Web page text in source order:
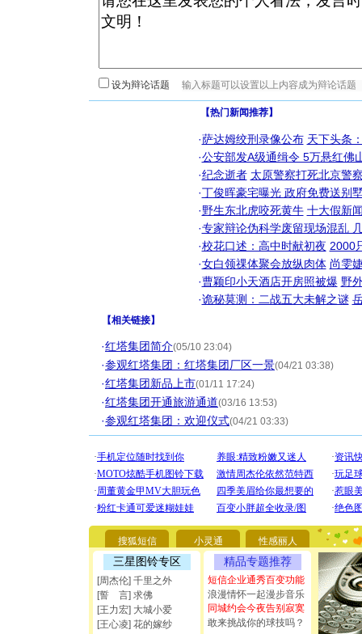
设为辩论话题
【热门新闻推荐】
·萨达姆绞刑录像公布 天下头条
·公安部发A级通缉令 5万悬红佛
·纪念逝者 太原警察打死北京警
·丁俊晖豪宅曝光 政府免费送别
·野生东北虎咬死黄牛 十大假新
·专家辩论伪科学废留现场混乱
·校花口述：高中时献初夜 2000
·女白领祼体聚会放纵肉体 尚雯
·曹颖印小天酒店开房照被爆 野
·诡秘莫测：二战五大未解之谜
【相关链接】
·红塔集团简介(05/10 23:04)
·参观红塔集团：红塔集团厂区一景(04/21 03:38)
·红塔集团新品上市(01/11 17:24)
·红塔集团开通旅游通道(03/16 13:53)
·参观红塔集团：欢迎仪式(04/21 03:33)
搜狐短信 小灵通 性感丽人
三星图铃专区
[周杰伦] 千里之外
[誓 言] 求佛
[王力宏] 大城小爱
[王心凌] 花的嫁纱
精品专题推荐
短信企业通秀百变功能
浪漫情怀一起漫步音乐
同城约会今夜告别寂寞
敢来挑战你的球技吗？
[圣诞节]
要平安！
[圣诞节]
能正大
都要快乐
[圣诞节]
如意,快
[元旦]看
断电。爱